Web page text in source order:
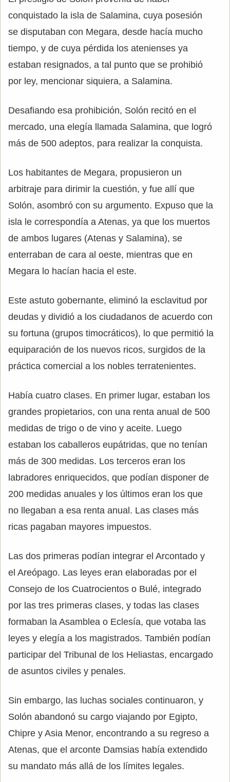
conquistado la isla de Salamina, cuya posesión
se disputaban con Megara, desde hacía mucho
tiempo, y de cuya pérdida los atenienses ya
estaban resignados, a tal punto que se prohibió
por ley, mencionar siquiera, a Salamina.
Desafiando esa prohibición, Solón recitó en el
mercado, una elegía llamada Salamina, que logró
más de 500 adeptos, para realizar la conquista.
Los habitantes de Megara, propusieron un
arbitraje para dirimir la cuestión, y fue allí que
Solón, asombró con su argumento. Expuso que la
isla le correspondía a Atenas, ya que los muertos
de ambos lugares (Atenas y Salamina), se
enterraban de cara al oeste, mientras que en
Megara lo hacían hacia el este.
Este astuto gobernante, eliminó la esclavitud por
deudas y dividió a los ciudadanos de acuerdo con
su fortuna (grupos timocráticos), lo que permitió la
equiparación de los nuevos ricos, surgidos de la
práctica comercial a los nobles terratenientes.
Había cuatro clases. En primer lugar, estaban los
grandes propietarios, con una renta anual de 500
medidas de trigo o de vino y aceite. Luego
estaban los caballeros eupátridas, que no tenían
más de 300 medidas. Los terceros eran los
labradores enriquecidos, que podían disponer de
200 medidas anuales y los últimos eran los que
no llegaban a esa renta anual. Las clases más
ricas pagaban mayores impuestos.
Las dos primeras podían integrar el Arcontado y
el Areópago. Las leyes eran elaboradas por el
Consejo de los Cuatrocientos o Bulé, integrado
por las tres primeras clases, y todas las clases
formaban la Asamblea o Eclesía, que votaba las
leyes y elegía a los magistrados. También podían
participar del Tribunal de los Heliastas, encargado
de asuntos civiles y penales.
Sin embargo, las luchas sociales continuaron, y
Solón abandonó su cargo viajando por Egipto,
Chipre y Asia Menor, encontrando a su regreso a
Atenas, que el arconte Damsias había extendido
su mandato más allá de los límites legales.